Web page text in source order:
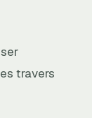
travers